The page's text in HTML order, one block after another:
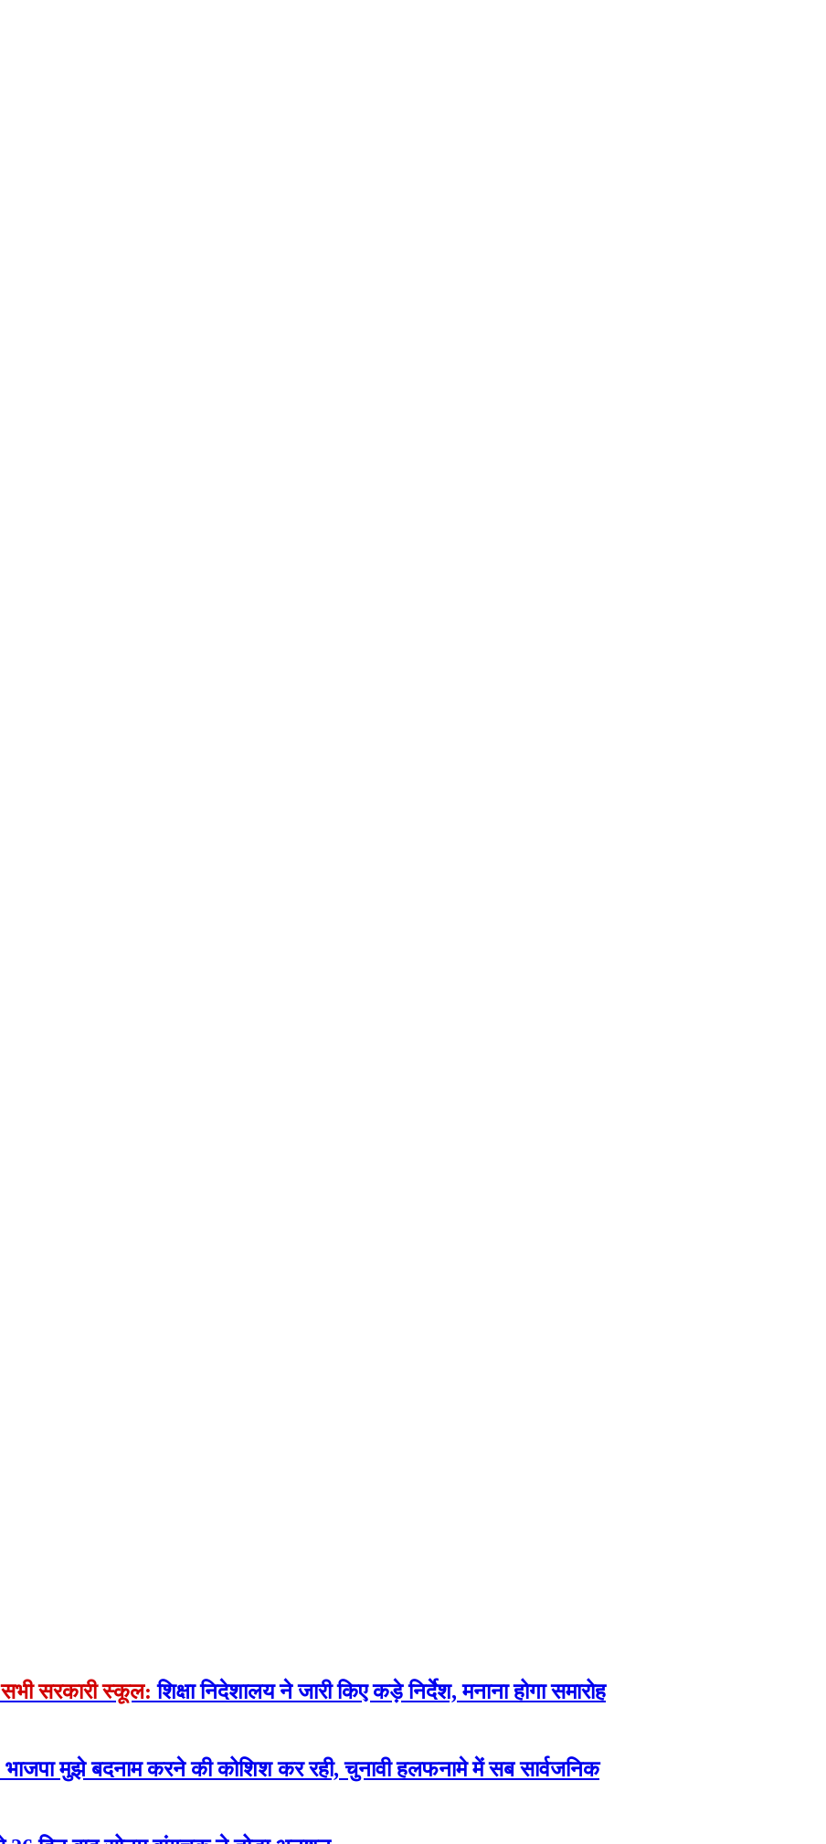
सरकारी स्कूल: शिक्षा निदेशालय ने जारी किए कड़े निर्देश, मनाना होगा समारोह
भाजपा मुझे बदनाम करने की कोशिश कर रही, चुनावी हलफनामे में सब सार्वजनिक